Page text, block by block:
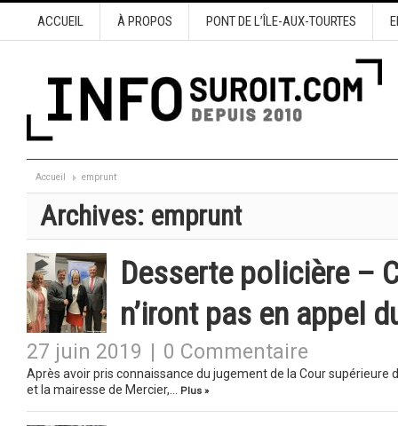
ACCUEIL À PROPOS PONT DE L’ÎLE-AUX-TOURTES
Accueil emprunt
Archives: emprunt
Desserte policière –
n’iront pas en appel
27 juin 2019 0 Commentaire
Après avoir pris connaissance du jugement de la Cour supérieure
et la mairesse de Mercier,…
Plus »